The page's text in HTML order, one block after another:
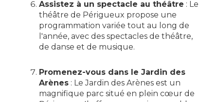
Assistez à un spectacle au théâtre : Le
théâtre de Périgueux propose une
programmation variée tout au long de
l'année, avec des spectacles de théâtre,
de danse et de musique.
Promenez-vous dans le Jardin des
Arènes : Le Jardin des Arènes est un
magnifique parc situé en plein cœur de